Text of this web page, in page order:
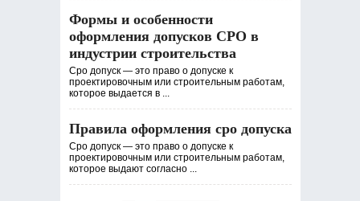
Формы и особенности
оформления допусков СРО в
индустрии строительства
Сро допуск — это право о допуске к
проектировочным или строительным работам,
которое выдается в ...
Правила оформления сро допуска
Сро допуск — это право о допуске к
проектировочным или строительным работам,
которое выдают согласно ...